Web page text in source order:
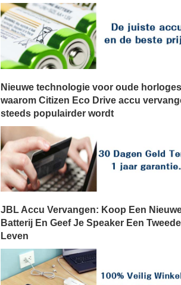
Nieuwe technologie voor oude
waarom Citizen Eco Drive accu
steeds populairder wordt
JBL Accu Vervangen: Koop Een
Batterij En Geef Je Speaker Een Tweede
Leven